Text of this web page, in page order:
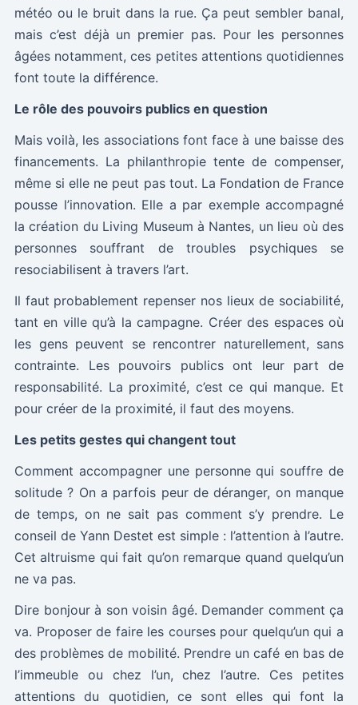
météo ou le bruit dans la rue. Ça peut sembler banal,
mais c’est déjà un premier pas. Pour les personnes
âgées notamment, ces petites attentions quotidiennes
font toute la différence.
Le rôle des pouvoirs publics en question
Mais voilà, les associations font face à une baisse des
financements. La philanthropie tente de compenser,
même si elle ne peut pas tout. La Fondation de France
pousse l’innovation. Elle a par exemple accompagné
la création du Living Museum à Nantes, un lieu où des
personnes souffrant de troubles psychiques se
resociabilisent à travers l’art.
Il faut probablement repenser nos lieux de sociabilité,
tant en ville qu’à la campagne. Créer des espaces où
les gens peuvent se rencontrer naturellement, sans
contrainte. Les pouvoirs publics ont leur part de
responsabilité. La proximité, c’est ce qui manque. Et
pour créer de la proximité, il faut des moyens.
Les petits gestes qui changent tout
Comment accompagner une personne qui souffre de
solitude ? On a parfois peur de déranger, on manque
de temps, on ne sait pas comment s’y prendre. Le
conseil de Yann Destet est simple : l’attention à l’autre.
Cet altruisme qui fait qu’on remarque quand quelqu’un
ne va pas.
Dire bonjour à son voisin âgé. Demander comment ça
va. Proposer de faire les courses pour quelqu’un qui a
des problèmes de mobilité. Prendre un café en bas de
l’immeuble ou chez l’un, chez l’autre. Ces petites
attentions du quotidien, ce sont elles qui font la